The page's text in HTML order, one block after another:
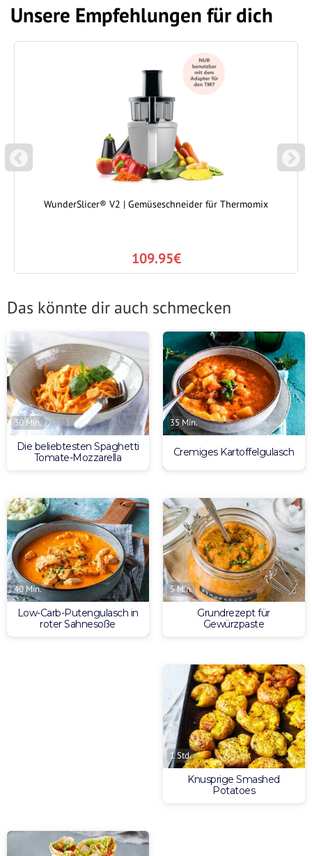
Unsere Empfehlungen für dich
P
REVIOUS
WunderSlicer® V2 | Gemüseschneider für Thermomix
109.95€
N
EXT
Das könnte dir auch schmecken
30 Min.
Die beliebtesten Spaghetti
Tomate-Mozzarella
35 Min.
Cremiges Kartoffelgulasch
40 Min.
Low-Carb-Putengulasch in
roter Sahnesoße
5 Min.
Grundrezept für
Gewürzpaste
1 Std.
Knusprige Smashed
Potatoes